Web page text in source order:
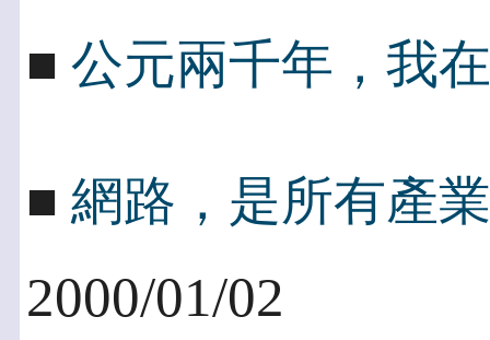
■ 公元兩千年，我
■ 網路，是所有產
2000/01/02